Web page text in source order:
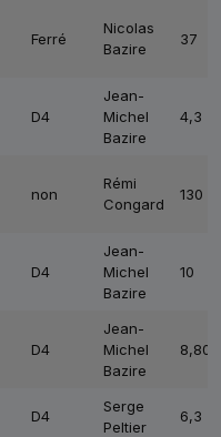
Ferré
Nicolas
Bazire
37
D4
Jean-
Michel
Bazire
4,3
non
Rémi
Congard
130
D4
Jean-
Michel
Bazire
10
D4
Jean-
Michel
Bazire
8,80
D4
Serge
Peltier
6,3